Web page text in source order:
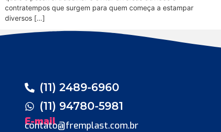
contratempos que surgem para quem começa a estampar
diversos […]
(11) 2489-6960
(11) 94780-5981
E-mail
contato@fremplast.com.br